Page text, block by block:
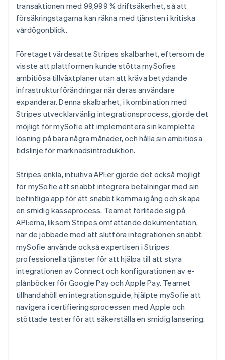
transaktionen med 99,999 % driftsäkerhet, så att
försäkringstagarna kan räkna med tjänsten i kritiska
vårdögonblick.
Företaget värdesatte Stripes skalbarhet, eftersom de
visste att plattformen kunde stötta mySofies
ambitiösa tillväxtplaner utan att kräva betydande
infrastrukturförändringar när deras användare
expanderar. Denna skalbarhet, i kombination med
Stripes utvecklarvänlig integrationsprocess, gjorde det
möjligt för mySofie att implementera sin kompletta
lösning på bara några månader, och hålla sin ambitiösa
tidslinje för marknadsintroduktion.
Stripes enkla, intuitiva API:er gjorde det också möjligt
för mySofie att snabbt integrera betalningar med sin
befintliga app för att snabbt komma igång och skapa
en smidig kassaprocess. Teamet förlitade sig på
API:erna, liksom Stripes omfattande dokumentation,
när de jobbade med att slutföra integrationen snabbt.
mySofie använde också expertisen i Stripes
professionella tjänster för att hjälpa till att styra
integrationen av Connect och konfigurationen av e-
plånböcker för Google Pay och Apple Pay. Teamet
tillhandahöll en integrationsguide, hjälpte mySofie att
navigera i certifieringsprocessen med Apple och
stöttade tester för att säkerställa en smidig lansering.